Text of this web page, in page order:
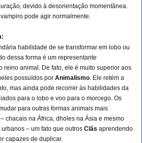
devido à desorientação momentânea.
pode agir normalmente.
habilidade de se transformar em lobo ou
dessa forma é um representante
reino animal. De fato, ele é muito superior aos
possuídos por Animalismo. Ele retém a
mas ainda pode recorrer às habilidades da
para o lobo e voo para o morcego. Os
para outras formas animais mais
chacais na África, dholes na Ásia e mesmo
– um fato que outros Clãs aprendendo
capazes de duplicar.